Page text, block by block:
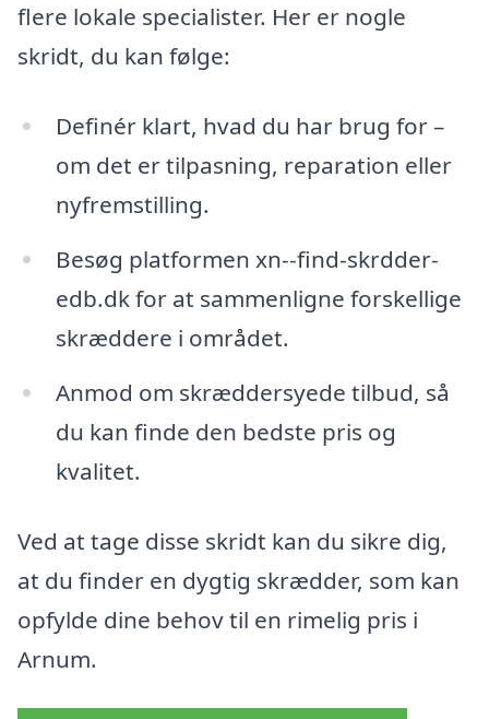
flere lokale specialister. Her er nogle
skridt, du kan følge:
Definér klart, hvad du har brug for –
om det er tilpasning, reparation eller
nyfremstilling.
Besøg platformen xn--find-skrdder-
edb.dk for at sammenligne forskellige
skræddere i området.
Anmod om skræddersyede tilbud, så
du kan finde den bedste pris og
kvalitet.
Ved at tage disse skridt kan du sikre dig,
at du finder en dygtig skrædder, som kan
opfylde dine behov til en rimelig pris i
Arnum.